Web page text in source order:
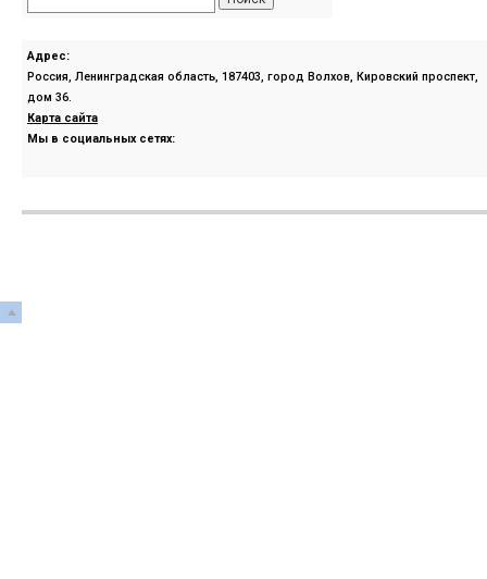
Адрес:
Россия, Ленинградская область, 187403, город Волхов, Кировский проспект,
дом 36.
Карта сайта
Мы в социальных сетях: